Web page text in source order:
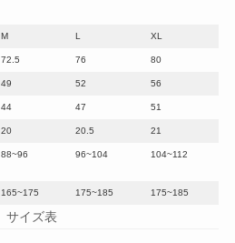
M L XL
72.5 76 80
49 52 56
44 47 51
20 20.5 21
88~96 96~104 104~112
165~175 175~185 175~185
サイズ表